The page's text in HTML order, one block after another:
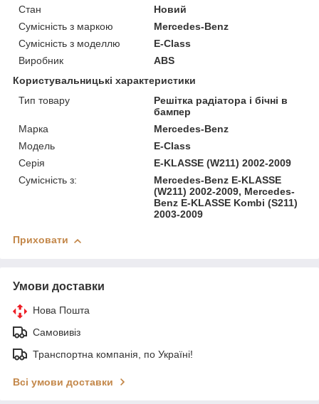
Стан
Новий
Сумісність з маркою
Mercedes-Benz
Сумісність з моделлю
E-Class
Виробник
ABS
Користувальницькі характеристики
Тип товару
Решітка радіатора і бічні в
бампер
Марка
Mercedes-Benz
Модель
E-Class
Серія
E-KLASSE (W211) 2002-2009
Сумісність з:
Mercedes-Benz E-KLASSE
(W211) 2002-2009, Mercedes-
Benz E-KLASSE Kombi (S211)
2003-2009
Приховати
Умови доставки
Нова Пошта
Самовивіз
Транспортна компанія, по Україні!
Всі умови доставки